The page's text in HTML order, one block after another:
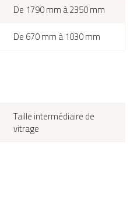
De 1790 mm à 2350 mm
De 670 mm à 1030 mm
Taille intermédiaire de
vitrage